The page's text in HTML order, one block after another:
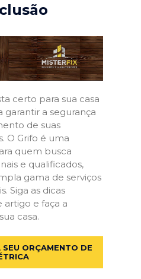
certo para sua casa
a segurança
de suas
O Grifo é uma
quem busca
e qualificados,
gama de serviços
Siga as dicas
artigo e faça a
casa.
ORÇAMENTO DE